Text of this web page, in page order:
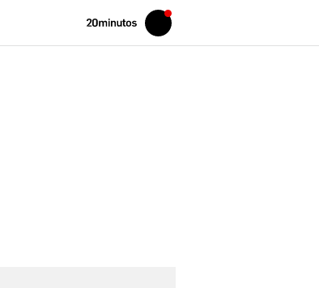
Volver
Iniciar
sesión